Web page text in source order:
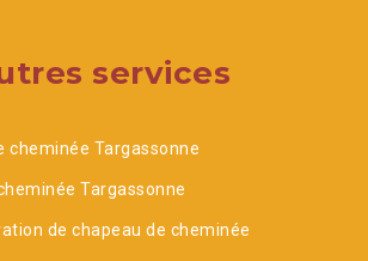
services
cheminée Targassonne
Targassonne
de chapeau de cheminée